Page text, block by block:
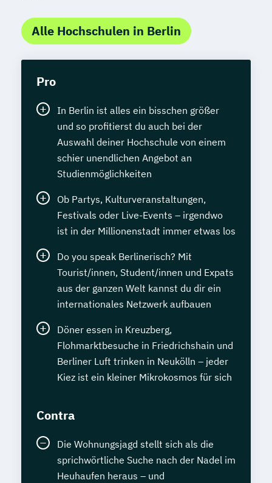
Alle Hochschulen in Berlin
Pro
In Berlin ist alles ein bisschen größer
und so profitierst du auch bei der
Auswahl deiner Hochschule von einem
schier unendlichen Angebot an
Studienmöglichkeiten
Ob Partys, Kulturveranstaltungen,
Festivals oder Live-Events – irgendwo
ist in der Millionenstadt immer etwas los
Do you speak Berlinerisch? Mit
Tourist/innen, Student/innen und Expats
aus der ganzen Welt kannst du dir ein
internationales Netzwerk aufbauen
Döner essen in Kreuzberg,
Flohmarktbesuche in Friedrichshain und
Berliner Luft trinken in Neukölln – jeder
Kiez ist ein kleiner Mikrokosmos für sich
Contra
Die Wohnungsjagd stellt sich als die
sprichwörtliche Suche nach der Nadel im
Heuhaufen heraus – und